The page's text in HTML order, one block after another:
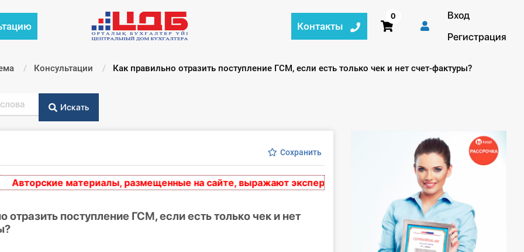
Контакты
0
Вход
Регистрация
Консультации Текущий:
Как правильно отразить поступление ГСМ, если есть только чек и нет счет-фактуры?
Искать
Сохранить
материалы, размещенные на сайте, выражают экспертное мнение и носят рекомендательный
отразить поступление ГСМ, если есть только чек и нет